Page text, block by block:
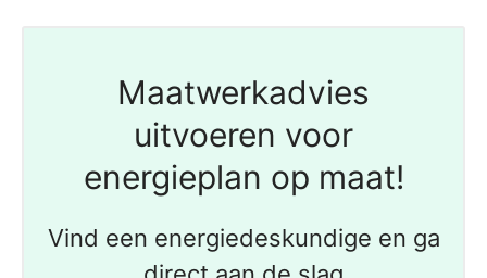
Maatwerkadvies
uitvoeren voor
energieplan op maat!
Vind een energiedeskundige en ga